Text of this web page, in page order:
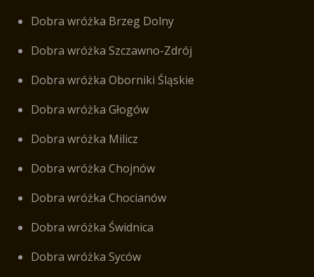
Dobra wróżka Brzeg Dolny
Dobra wróżka Szczawno-Zdrój
Dobra wróżka Oborniki Śląskie
Dobra wróżka Głogów
Dobra wróżka Milicz
Dobra wróżka Chojnów
Dobra wróżka Chocianów
Dobra wróżka Świdnica
Dobra wróżka Syców